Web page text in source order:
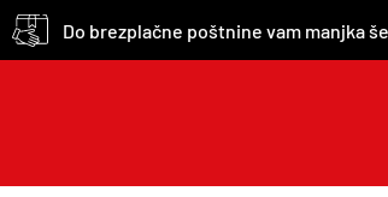
Do brezplačne poštnine vam manjka še